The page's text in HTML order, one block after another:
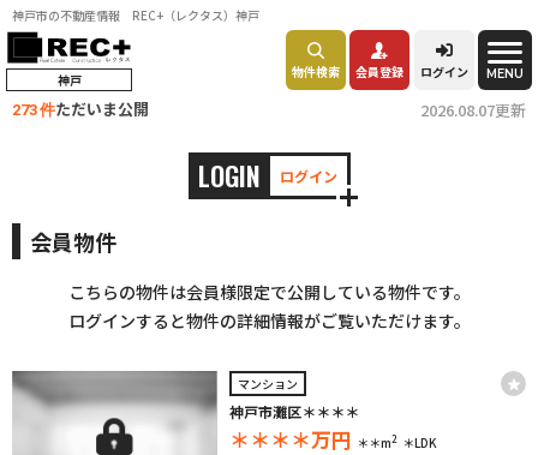
神戸市の不動産情報 REC+（レクタス）神戸
神戸 物件検索 会員登録 ログイン MENU
273 件ただいま公開 2026.08.07更新
LOGIN ログイン
会員物件
こちらの物件は会員様限定で公開している物件です。
ログインすると物件の詳細情報がご覧いただけます。
マンション
神戸市灘区＊＊＊＊
＊＊＊＊万円 ＊＊m2 ＊LDK